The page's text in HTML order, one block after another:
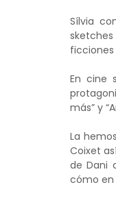
Sílvia
sketches
ficciones
En cine
más” y
La
Coixet
de Dani
cómo en